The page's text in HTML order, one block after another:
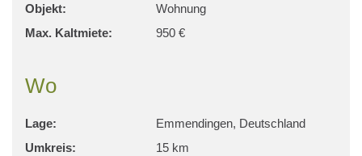
Objekt:
Wohnung
Max. Kaltmiete:
950 €
Wo
Lage:
Emmendingen, Deutschland
Umkreis:
15 km